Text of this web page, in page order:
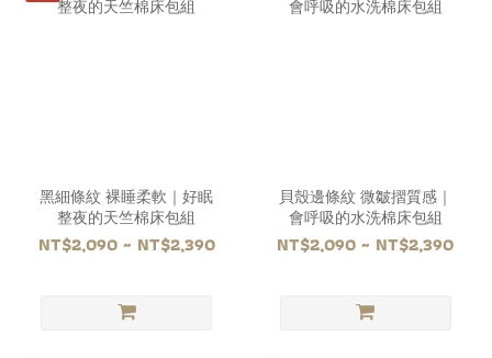
黑細條紋 裸睡柔軟｜好眠
整夜的天竺棉床包組
NT$2,090 ~ NT$2,390
貝殼邊條紋 微皺摺質感｜
會呼吸的水洗棉床包組
NT$2,090 ~ NT$2,390